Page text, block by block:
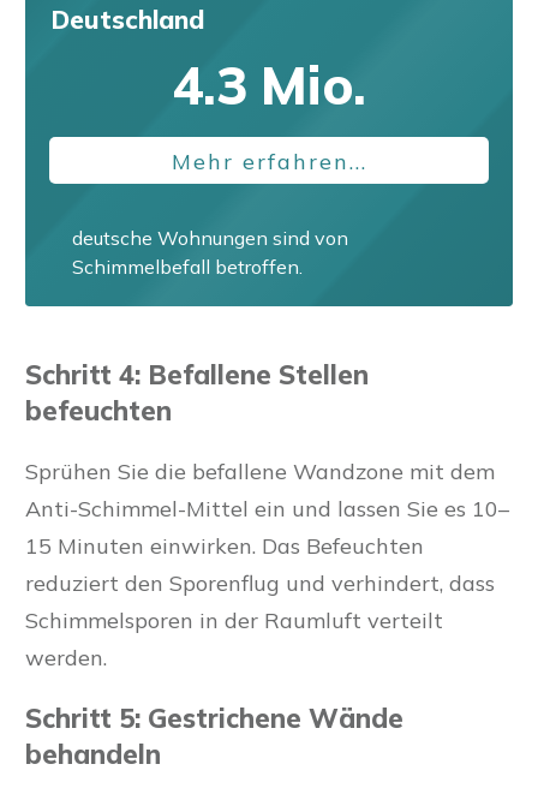
Deutschland
4.3 Mio.
Mehr erfahren...
deutsche Wohnungen sind von
Schimmelbefall betroffen.
Schritt 4: Befallene Stellen
befeuchten
Sprühen Sie die befallene Wandzone mit dem
Anti-Schimmel-Mittel ein und lassen Sie es 10–
15 Minuten einwirken. Das Befeuchten
reduziert den Sporenflug und verhindert, dass
Schimmelsporen in der Raumluft verteilt
werden.
Schritt 5: Gestrichene Wände
behandeln